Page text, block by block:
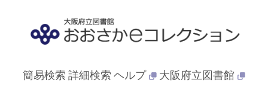
簡易検索 詳細検索 ヘルプ 大阪府立図書館